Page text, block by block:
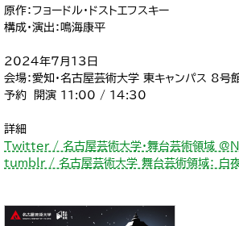
原作：フョードル・ドストエフスキー
構成・演出：鳴海康平
2024年7月13日
会場：愛知・名古屋芸術大学 東キャンパス 8号
予約 開演 11:00 / 14:30
詳細
Twitter / 名古屋芸術大学・舞台芸術領域
tumblr / 名古屋芸術大学 舞台芸術領域： 白